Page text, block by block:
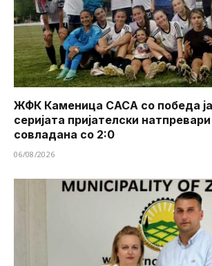
ЖФК Каменица САСА со победа
серијата пријателски
совладана со 2:0
06/08/2026